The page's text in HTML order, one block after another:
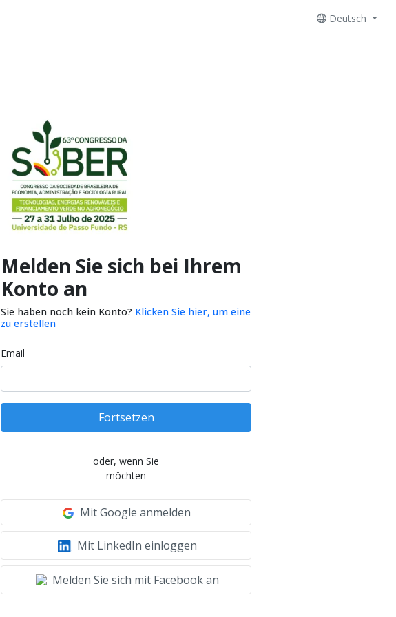
Deutsch
Melden Sie sich bei Ihrem
Konto an
Sie haben noch kein Konto? Klicken Sie hier, um eine
zu erstellen
Email
Fortsetzen
oder, wenn Sie
möchten
Mit Google anmelden
Mit LinkedIn einloggen
Melden Sie sich mit Facebook an